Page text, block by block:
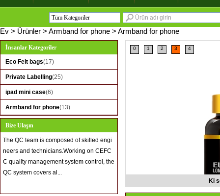
Tüm Kategoriler
Eco Felt bags
Private Labelling
ipad mini case
Armband for phone
Ev > Ürünler > Armband for phone > Armband for phone
İnsanlar Kategoriler
Eco Felt bags(17)
Private Labelling(25)
ipad mini case(6)
Armband for phone(13)
Bize Ulaşın
The QC team is composed of skilled engi
neers and technicians.Working on CEFC
C quality management system control, the
QC system covers al...
0 1 2 3 4
Ki